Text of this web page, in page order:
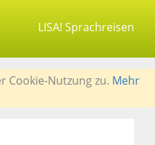
LISA! Sprachreisen
Cookie-Nutzung zu. Mehr